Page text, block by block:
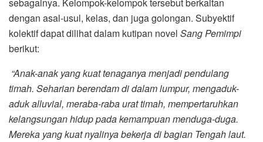
sebagainya. Kelompok-kelompok tersebut berkaitan
dengan asal-usul, kelas, dan juga golongan. Subyektif
kolektif dapat dilihat dalam kutipan novel Sang Pemimpi
berikut:
“Anak-anak yang kuat tenaganya menjadi pendulang
timah. Seharian berendam di dalam lumpur, mengaduk-
aduk alluvial, meraba-raba urat timah, mempertaruhkan
kelangsungan hidup pada kemampuan menduga-duga.
Mereka yang kuat nyalinya bekerja di bagian Tengah laut.